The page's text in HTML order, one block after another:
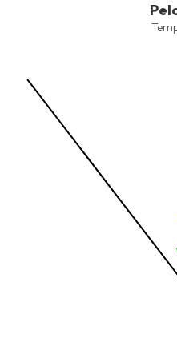
Combination chart with 6
The chart has 1 X axis
The chart has 1 Y axis